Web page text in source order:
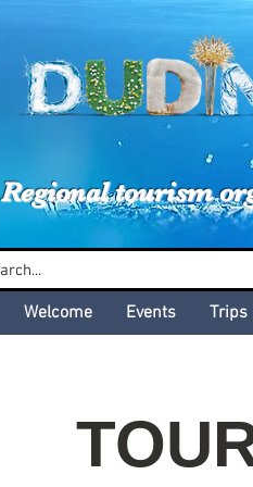
Regional tourism
Welcome Events Trips